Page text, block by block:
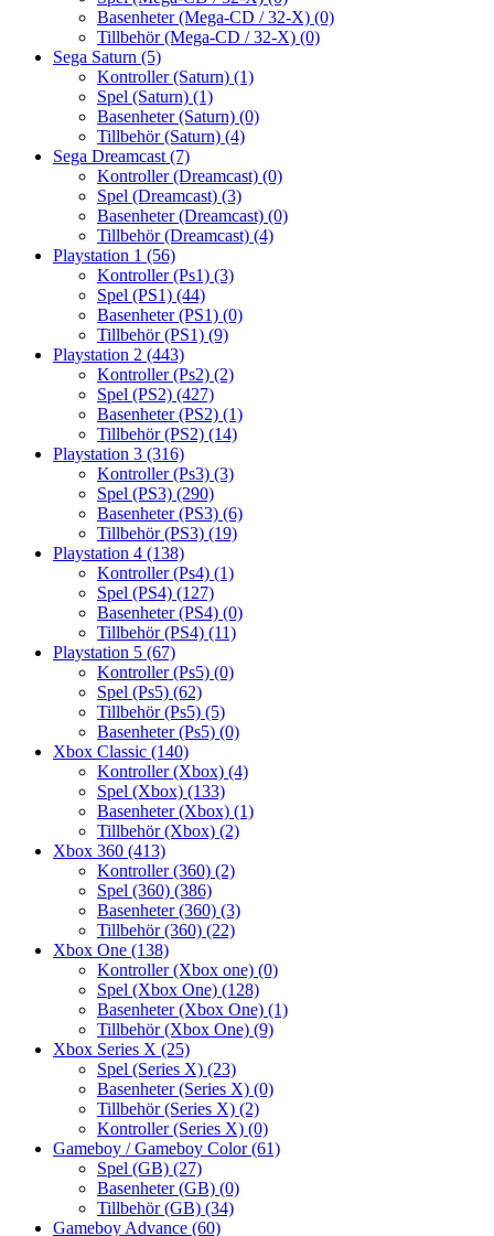
Basenheter (Mega-CD / 32-X) (0)
Tillbehör (Mega-CD / 32-X) (0)
Sega Saturn (5)
Kontroller (Saturn) (1)
Spel (Saturn) (1)
Basenheter (Saturn) (0)
Tillbehör (Saturn) (4)
Sega Dreamcast (7)
Kontroller (Dreamcast) (0)
Spel (Dreamcast) (3)
Basenheter (Dreamcast) (0)
Tillbehör (Dreamcast) (4)
Playstation 1 (56)
Kontroller (Ps1) (3)
Spel (PS1) (44)
Basenheter (PS1) (0)
Tillbehör (PS1) (9)
Playstation 2 (443)
Kontroller (Ps2) (2)
Spel (PS2) (427)
Basenheter (PS2) (1)
Tillbehör (PS2) (14)
Playstation 3 (316)
Kontroller (Ps3) (3)
Spel (PS3) (290)
Basenheter (PS3) (6)
Tillbehör (PS3) (19)
Playstation 4 (138)
Kontroller (Ps4) (1)
Spel (PS4) (127)
Basenheter (PS4) (0)
Tillbehör (PS4) (11)
Playstation 5 (67)
Kontroller (Ps5) (0)
Spel (Ps5) (62)
Tillbehör (Ps5) (5)
Basenheter (Ps5) (0)
Xbox Classic (140)
Kontroller (Xbox) (4)
Spel (Xbox) (133)
Basenheter (Xbox) (1)
Tillbehör (Xbox) (2)
Xbox 360 (413)
Kontroller (360) (2)
Spel (360) (386)
Basenheter (360) (3)
Tillbehör (360) (22)
Xbox One (138)
Kontroller (Xbox one) (0)
Spel (Xbox One) (128)
Basenheter (Xbox One) (1)
Tillbehör (Xbox One) (9)
Xbox Series X (25)
Spel (Series X) (23)
Basenheter (Series X) (0)
Tillbehör (Series X) (2)
Kontroller (Series X) (0)
Gameboy / Gameboy Color(61)
Spel (GB) (27)
Basenheter (GB) (0)
Tillbehör (GB) (34)
Gameboy Advance (60)